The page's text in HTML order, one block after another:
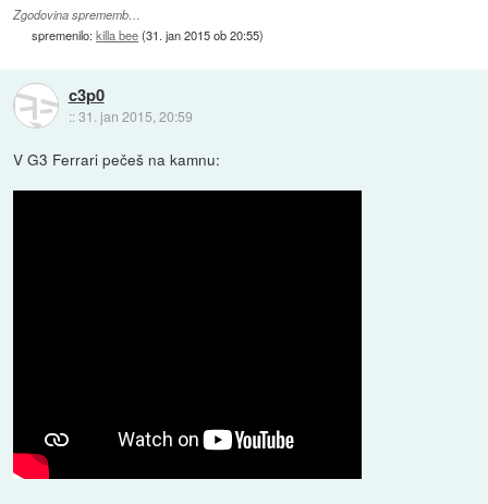
Zgodovina sprememb…
spremenilo:killa bee(31. jan 2015 ob 20:55)
c3p0
::31. jan 2015, 20:59
V G3 Ferrari pečeš na kamnu: